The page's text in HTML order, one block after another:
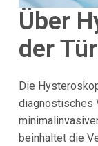
Über
der
Die
diagnostisches
beinhaltet die